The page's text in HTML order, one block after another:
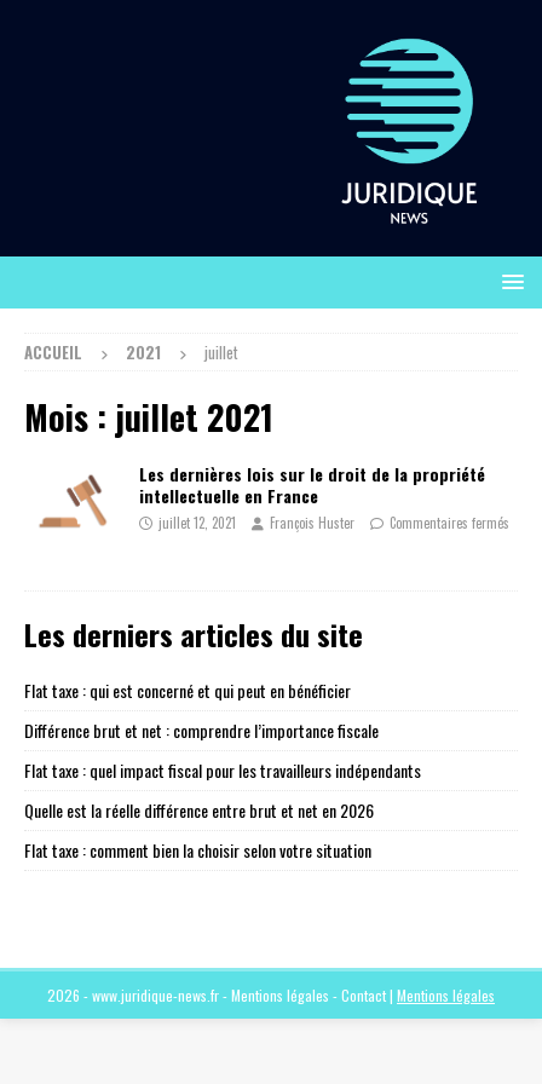
ACCUEIL 2021 juillet
Mois : juillet 2021
Les dernières lois sur le droit de la propriété
intellectuelle en France
juillet 12, 2021 François Huster Commentaires fermés
Les derniers articles du site
Flat taxe : qui est concerné et qui peut en bénéficier
Différence brut et net : comprendre l’importance fiscale
Flat taxe : quel impact fiscal pour les travailleurs indépendants
Quelle est la réelle différence entre brut et net en 2026
Flat taxe : comment bien la choisir selon votre situation
2026 - www.juridique-news.fr - Mentions légales - Contact| Mentions légales